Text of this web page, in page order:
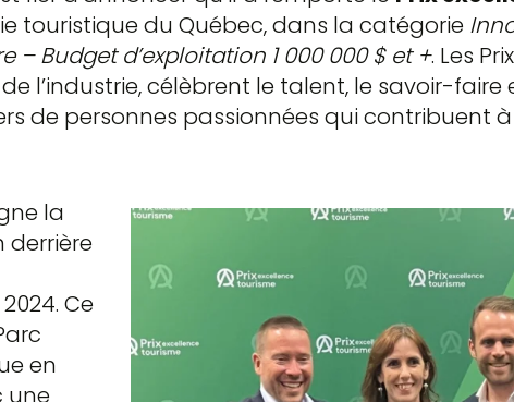
touristique du Québec, dans la catégorie
– Budget d’exploitation 1 000 000 $ et +. Les
l’industrie, célèbrent le talent, le savoir-faire
de personnes passionnées qui contribuent
la
derrière
Ce
en
une